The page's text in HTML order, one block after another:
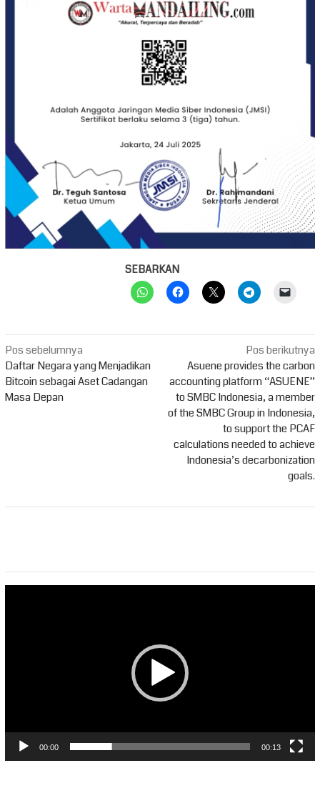
SEBARKAN
Navigasi
pos
Pos sebelumnya
Daftar Negara yang Menjadikan
Bitcoin sebagai Aset Cadangan
Masa Depan
Pos berikutnya
Asuene provides the carbon
accounting platform “ASUENE”
to SMBC Indonesia, a member
of the SMBC Group in Indonesia,
to support the PCAF
calculations needed to achieve
Indonesia’s decarbonization
goals.
00:00 00:13